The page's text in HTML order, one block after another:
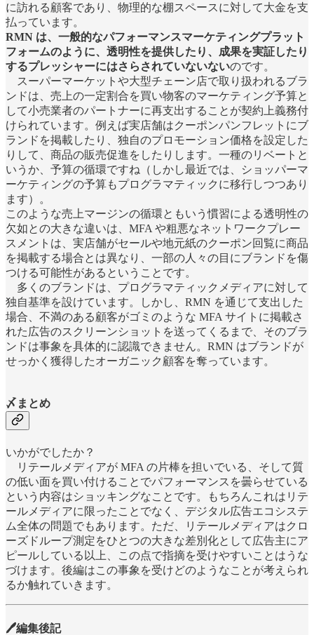
に訪れる顧客であり、物理的な棚スペースに対して大金を支
払っています。
RMN は、一般的なパフォーマンスマーケティングプラット
フォームのように、透明性を提供したり、成果を実証したり
するプレッシャーにはさらされていないないのです。
スーパーマーケットや大型チェーン店で取り扱われるブラ
ンドは、売上の一定割合を買い物客のマーケティング予算と
して小売業者のパートナーに再支出することが契約上義務付
けられています。例えば実店舗はクーポンパンフレットにブ
ランドを掲載したり、独自のプロモーション価格を設定した
りして、商品の販売促進をしたりします。一種のリベートと
いうか、予算の循環ですね（しかし最近では、ショッパーマ
ーケティングの予算もプログラマティックに移行しつつあり
ます）。
このような売上マージンの循環ともいう慣習による透明性の
欠如との大きな違いは、MFA や粗悪なネットワークプレー
スメントは、実店舗がセールや地元紙のクーポン回覧に商品
を掲載する場合とは異なり、一部の人々の目にブランドを傷
つける可能性があるということです。
多くのブランドは、プログラマティックメディアに対して
独自基準を設けています。しかし、RMN を通じて支出した
場合、不満のある顧客がゴミのような MFA サイトに掲載さ
れた広告のスクリーンショットを送ってくるまで、そのブラ
ンドは事象を具体的に認識できません。RMN はブランドが
せっかく獲得したオーガニック顧客を奪っています。
〆まとめ
いかがでしたか？
リテールメディアが MFA の片棒を担いでいる、そして質
の低い面を買い付けることでパフォーマンスを曇らせている
という内容はショッキングなことです。もちろんこれはリテ
ールメディアに限ったことでなく、デジタル広告エコシステ
ム全体の問題でもあります。ただ、リテールメディアはクロ
ーズドループ測定をひとつの大きな差別化として広告主にア
ピールしている以上、この点で指摘を受けやすいことはうな
づけます。後編はこの事象を受けどのようなことが考えられ
るか触れていきます。
🖊編集後記